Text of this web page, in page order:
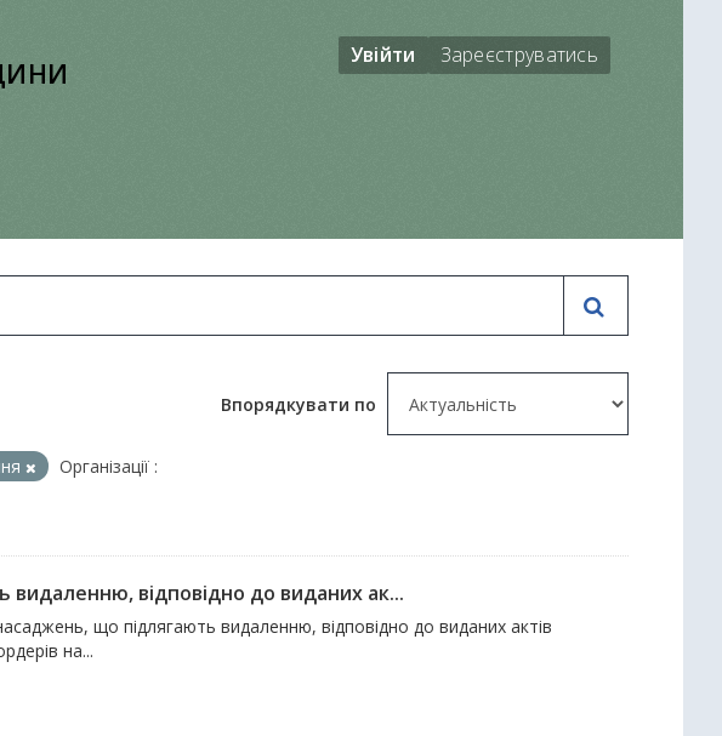
Увійти Зареєструватись
Впорядкувати по
Організації :
видаленню, відповідно до виданих ак...
що підлягають видаленню, відповідно до виданих актів
на...